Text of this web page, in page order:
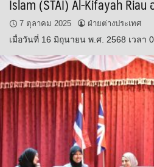
Islam (STAI) Al-Kifayah Riau
7 ตุลาคม 2025 ฝ่ายต่างประเทศ
เมื่อวันที่ 16 มิถุนายน พ.ศ. 2568 เวลา